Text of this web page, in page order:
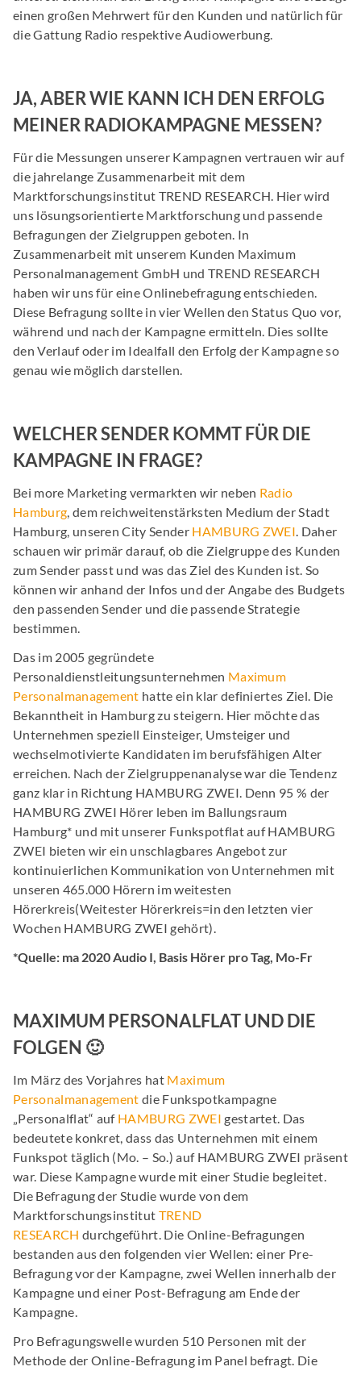
einen großen Mehrwert für den Kunden und natürlich für
die Gattung Radio respektive Audiowerbung.
JA, ABER WIE KANN ICH DEN ERFOLG
MEINER RADIOKAMPAGNE MESSEN?
Für die Messungen unserer Kampagnen vertrauen wir auf
die jahrelange Zusammenarbeit mit dem
Marktforschungsinstitut TREND RESEARCH. Hier wird
uns lösungsorientierte Marktforschung und passende
Befragungen der Zielgruppen geboten. In
Zusammenarbeit mit unserem Kunden Maximum
Personalmanagement GmbH und TREND RESEARCH
haben wir uns für eine Onlinebefragung entschieden.
Diese Befragung sollte in vier Wellen den Status Quo vor,
während und nach der Kampagne ermitteln. Dies sollte
den Verlauf oder im Idealfall den Erfolg der Kampagne so
genau wie möglich darstellen.
WELCHER SENDER KOMMT FÜR DIE
KAMPAGNE IN FRAGE?
Bei more Marketing vermarkten wir neben Radio
Hamburg, dem reichweitenstärksten Medium der Stadt
Hamburg, unseren City Sender HAMBURG ZWEI. Daher
schauen wir primär darauf, ob die Zielgruppe des Kunden
zum Sender passt und was das Ziel des Kunden ist. So
können wir anhand der Infos und der Angabe des Budgets
den passenden Sender und die passende Strategie
bestimmen.
Das im 2005 gegründete
Personaldienstleitungsunternehmen Maximum
Personalmanagement hatte ein klar definiertes Ziel. Die
Bekanntheit in Hamburg zu steigern. Hier möchte das
Unternehmen speziell Einsteiger, Umsteiger und
wechselmotivierte Kandidaten im berufsfähigen Alter
erreichen. Nach der Zielgruppenanalyse war die Tendenz
ganz klar in Richtung HAMBURG ZWEI. Denn 95 % der
HAMBURG ZWEI Hörer leben im Ballungsraum
Hamburg* und mit unserer Funkspotflat auf HAMBURG
ZWEI bieten wir ein unschlagbares Angebot zur
kontinuierlichen Kommunikation von Unternehmen mit
unseren 465.000 Hörern im weitesten
Hörerkreis(Weitester Hörerkreis=in den letzten vier
Wochen HAMBURG ZWEI gehört).
*Quelle: ma 2020 Audio I, Basis Hörer pro Tag, Mo-Fr
MAXIMUM PERSONALFLAT UND DIE
FOLGEN 🙂
Im März des Vorjahres hat Maximum
Personalmanagement die Funkspotkampagne
„Personalflat“ auf HAMBURG ZWEI gestartet. Das
bedeutete konkret, dass das Unternehmen mit einem
Funkspot täglich (Mo. – So.) auf HAMBURG ZWEI präsent
war. Diese Kampagne wurde mit einer Studie begleitet.
Die Befragung der Studie wurde von dem
Marktforschungsinstitut TREND
RESEARCH durchgeführt. Die Online-Befragungen
bestanden aus den folgenden vier Wellen: einer Pre-
Befragung vor der Kampagne, zwei Wellen innerhalb der
Kampagne und einer Post-Befragung am Ende der
Kampagne.
Pro Befragungswelle wurden 510 Personen mit der
Methode der Online-Befragung im Panel befragt. Die